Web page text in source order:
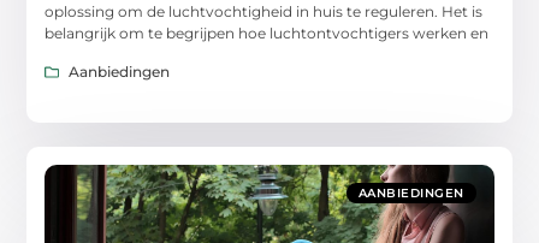
oplossing om de luchtvochtigheid in huis te reguleren. Het is
belangrijk om te begrijpen hoe luchtontvochtigers werken en
Aanbiedingen
AANBIEDINGEN